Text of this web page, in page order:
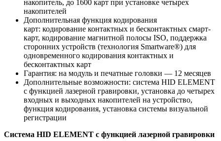
накопитель, до 1600 карт при установке четырех
накопителей
Дополнительная функция кодирования
карт: кодирование контактных и бесконтактных смарт-
карт, кодирование магнитной полосы ISO, поддержка
сторонних устройств (технология Smartware®) для
одновременного кодирования контактных и
бесконтактных карт
Гарантия: на модуль и печатные головки — 12 месяцев
Дополнительные возможности: система HID ELEMENT
с функцией лазерной гравировки, установка до четырех
входных и выходных накопителей на устройство,
функция кодирования, установка системы визуальной
регистрации
Система HID ELEMENT с функцией лазерной гравировки